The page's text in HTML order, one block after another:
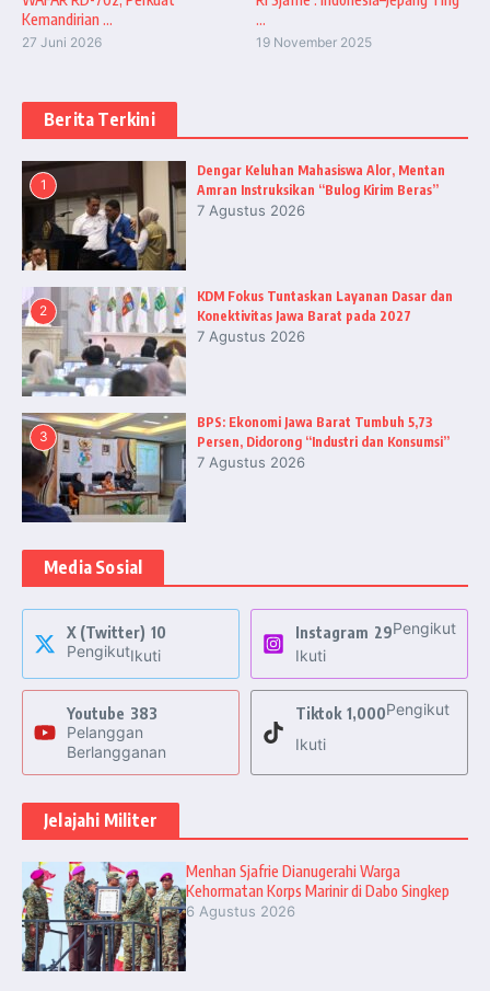
Kemandirian ...
27 Juni 2026
...
19 November 2025
Berita Terkini
1
Dengar Keluhan Mahasiswa Alor, Mentan
Amran Instruksikan “Bulog Kirim Beras”
7 Agustus 2026
2
KDM Fokus Tuntaskan Layanan Dasar dan
Konektivitas Jawa Barat pada 2027
7 Agustus 2026
3
BPS: Ekonomi Jawa Barat Tumbuh 5,73
Persen, Didorong “Industri dan Konsumsi”
7 Agustus 2026
Media Sosial
X (Twitter) 10
PengikutIkuti
Instagram 29Pengikut
Ikuti
Youtube 383
Pelanggan
Berlangganan
Tiktok 1,000Pengikut
Ikuti
Jelajahi Militer
Menhan Sjafrie Dianugerahi Warga
Kehormatan Korps Marinir di Dabo Singkep
6 Agustus 2026